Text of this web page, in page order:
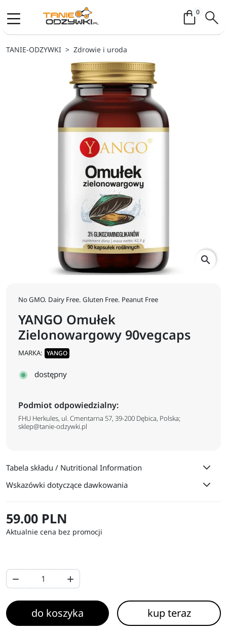
0Koszyk /
TANIE-ODZYWKI Zdrowie i uroda
search
No GMO. Dairy Free. Gluten Free. Peanut Free
YANGO Omułek
Zielonowargowy 90vegcaps
MARKA: YANGO
dostępny
Podmiot odpowiedzialny:
FHU Herkules, ul. Cmentarna 57, 39-200 Dębica, Polska;
sklep@tanie-odzywki.pl
Tabela składu / Nutritional Information
Wskazówki dotyczące dawkowania
59.00 PLN
Aktualnie cena bez promocji
 
do koszyka kup teraz